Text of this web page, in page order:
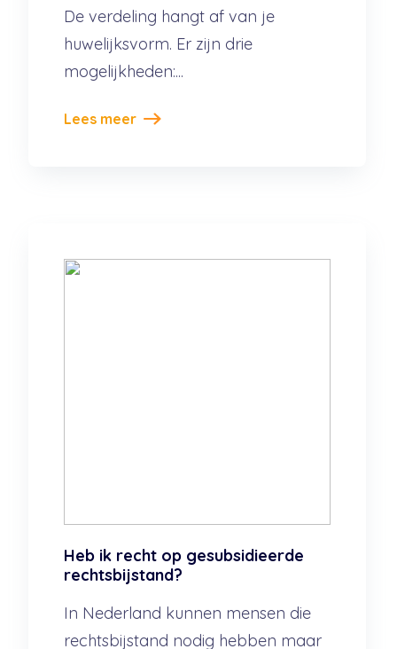
De verdeling hangt af van je
huwelijksvorm. Er zijn drie
mogelijkheden:...
Lees meer
Heb ik recht op gesubsidieerde
rechtsbijstand?
In Nederland kunnen mensen die
rechtsbijstand nodig hebben maar